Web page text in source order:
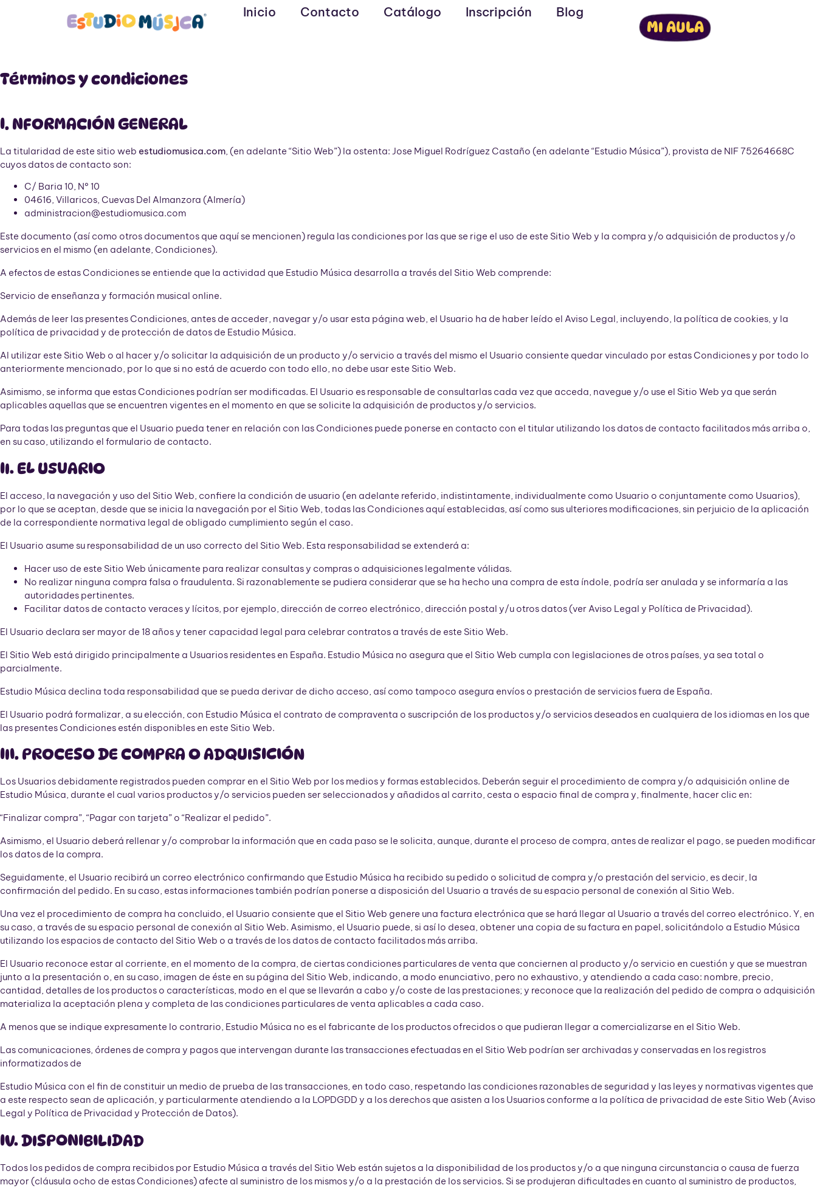
Inicio Contacto Catálogo Inscripción Blog
MI AULA
Términos y condiciones
I. NFORMACIÓN GENERAL
La titularidad de este sitio web estudiomusica.com, (en adelante “Sitio Web”) la ostenta: Jose Miguel Rodríguez Castaño (en adelante “Estudio Música”), provista de NIF 75264668C
cuyos datos de contacto son:
C/ Baria 10, Nº 10
04616, Villaricos, Cuevas Del Almanzora (Almería)
administracion@estudiomusica.com
Este documento (así como otros documentos que aquí se mencionen) regula las condiciones por las que se rige el uso de este Sitio Web y la compra y/o adquisición de productos y/o
servicios en el mismo (en adelante, Condiciones).
A efectos de estas Condiciones se entiende que la actividad que Estudio Música desarrolla a través del Sitio Web comprende:
Servicio de enseñanza y formación musical online.
Además de leer las presentes Condiciones, antes de acceder, navegar y/o usar esta página web, el Usuario ha de haber leído el Aviso Legal, incluyendo, la política de cookies, y la
política de privacidad y de protección de datos de Estudio Música.
Al utilizar este Sitio Web o al hacer y/o solicitar la adquisición de un producto y/o servicio a través del mismo el Usuario consiente quedar vinculado por estas Condiciones y por todo lo
anteriormente mencionado, por lo que si no está de acuerdo con todo ello, no debe usar este Sitio Web.
Asimismo, se informa que estas Condiciones podrían ser modificadas. El Usuario es responsable de consultarlas cada vez que acceda, navegue y/o use el Sitio Web ya que serán
aplicables aquellas que se encuentren vigentes en el momento en que se solicite la adquisición de productos y/o servicios.
Para todas las preguntas que el Usuario pueda tener en relación con las Condiciones puede ponerse en contacto con el titular utilizando los datos de contacto facilitados más arriba o,
en su caso, utilizando el formulario de contacto.
II. EL USUARIO
El acceso, la navegación y uso del Sitio Web, confiere la condición de usuario (en adelante referido, indistintamente, individualmente como Usuario o conjuntamente como Usuarios),
por lo que se aceptan, desde que se inicia la navegación por el Sitio Web, todas las Condiciones aquí establecidas, así como sus ulteriores modificaciones, sin perjuicio de la aplicación
de la correspondiente normativa legal de obligado cumplimiento según el caso.
El Usuario asume su responsabilidad de un uso correcto del Sitio Web. Esta responsabilidad se extenderá a:
Hacer uso de este Sitio Web únicamente para realizar consultas y compras o adquisiciones legalmente válidas.
No realizar ninguna compra falsa o fraudulenta. Si razonablemente se pudiera considerar que se ha hecho una compra de esta índole, podría ser anulada y se informaría a las
autoridades pertinentes.
Facilitar datos de contacto veraces y lícitos, por ejemplo, dirección de correo electrónico, dirección postal y/u otros datos (ver Aviso Legal y Política de Privacidad).
El Usuario declara ser mayor de 18 años y tener capacidad legal para celebrar contratos a través de este Sitio Web.
El Sitio Web está dirigido principalmente a Usuarios residentes en España. Estudio Música no asegura que el Sitio Web cumpla con legislaciones de otros países, ya sea total o
parcialmente.
Estudio Música declina toda responsabilidad que se pueda derivar de dicho acceso, así como tampoco asegura envíos o prestación de servicios fuera de España.
El Usuario podrá formalizar, a su elección, con Estudio Música el contrato de compraventa o suscripción de los productos y/o servicios deseados en cualquiera de los idiomas en los que
las presentes Condiciones estén disponibles en este Sitio Web.
III. PROCESO DE COMPRA O ADQUISICIÓN
Los Usuarios debidamente registrados pueden comprar en el Sitio Web por los medios y formas establecidos. Deberán seguir el procedimiento de compra y/o adquisición online de
Estudio Música, durante el cual varios productos y/o servicios pueden ser seleccionados y añadidos al carrito, cesta o espacio final de compra y, finalmente, hacer clic en:
“Finalizar compra”, “Pagar con tarjeta” o “Realizar el pedido”.
Asimismo, el Usuario deberá rellenar y/o comprobar la información que en cada paso se le solicita, aunque, durante el proceso de compra, antes de realizar el pago, se pueden modificar
los datos de la compra.
Seguidamente, el Usuario recibirá un correo electrónico confirmando que Estudio Música ha recibido su pedido o solicitud de compra y/o prestación del servicio, es decir, la
confirmación del pedido. En su caso, estas informaciones también podrían ponerse a disposición del Usuario a través de su espacio personal de conexión al Sitio Web.
Una vez el procedimiento de compra ha concluido, el Usuario consiente que el Sitio Web genere una factura electrónica que se hará llegar al Usuario a través del correo electrónico. Y, en
su caso, a través de su espacio personal de conexión al Sitio Web. Asimismo, el Usuario puede, si así lo desea, obtener una copia de su factura en papel, solicitándolo a Estudio Música
utilizando los espacios de contacto del Sitio Web o a través de los datos de contacto facilitados más arriba.
El Usuario reconoce estar al corriente, en el momento de la compra, de ciertas condiciones particulares de venta que conciernen al producto y/o servicio en cuestión y que se muestran
junto a la presentación o, en su caso, imagen de éste en su página del Sitio Web, indicando, a modo enunciativo, pero no exhaustivo, y atendiendo a cada caso: nombre, precio,
cantidad, detalles de los productos o características, modo en el que se llevarán a cabo y/o coste de las prestaciones; y reconoce que la realización del pedido de compra o adquisición
materializa la aceptación plena y completa de las condiciones particulares de venta aplicables a cada caso.
A menos que se indique expresamente lo contrario, Estudio Música no es el fabricante de los productos ofrecidos o que pudieran llegar a comercializarse en el Sitio Web.
Las comunicaciones, órdenes de compra y pagos que intervengan durante las transacciones efectuadas en el Sitio Web podrían ser archivadas y conservadas en los registros
informatizados de
Estudio Música con el fin de constituir un medio de prueba de las transacciones, en todo caso, respetando las condiciones razonables de seguridad y las leyes y normativas vigentes que
a este respecto sean de aplicación, y particularmente atendiendo a la LOPDGDD y a los derechos que asisten a los Usuarios conforme a la política de privacidad de este Sitio Web (Aviso
Legal y Política de Privacidad y Protección de Datos).
IV. DISPONIBILIDAD
Todos los pedidos de compra recibidos por Estudio Música a través del Sitio Web están sujetos a la disponibilidad de los productos y/o a que ninguna circunstancia o causa de fuerza
mayor (cláusula ocho de estas Condiciones) afecte al suministro de los mismos y/o a la prestación de los servicios. Si se produjeran dificultades en cuanto al suministro de productos,